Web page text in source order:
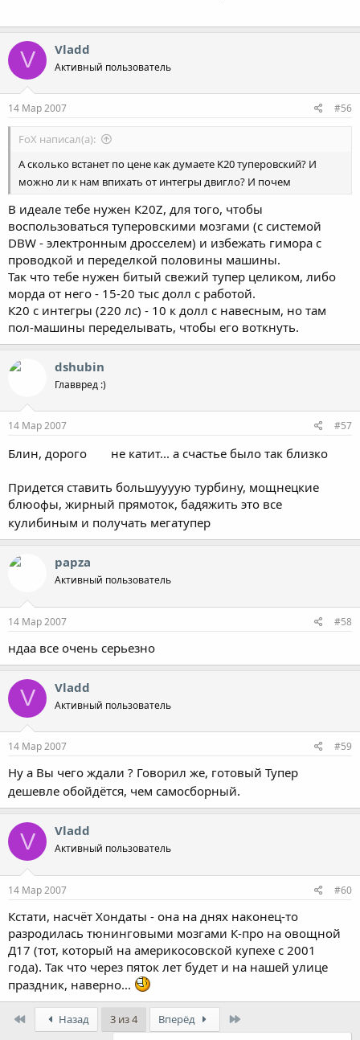
V Vladd
Активный пользователь
14 Мар 2007 #56
FoX написал(а):
А сколько встанет по цене как думаете K20 туперовский? И
можно ли к нам впихать от интегры двигло? И почем
В идеале тебе нужен К20Z, для того, чтобы
воспользоваться туперовскими мозгами (с системой
DBW - электронным дросселем) и избежать гимора с
проводкой и переделкой половины машины.
Так что тебе нужен битый свежий тупер целиком, либо
морда от него - 15-20 тыс долл с работой.
К20 с интегры (220 лс) - 10 к долл с навесным, но там
пол-машины переделывать, чтобы его воткнуть.
dshubin
Главвред :)
14 Мар 2007 #57
Блин, дорого не катит... а счастье было так близко
Придется ставить большуууую турбину, мощнецкие
блюофы, жирный прямоток, бадяжить это все
кулибиным и получать мегатупер
papza
Активный пользователь
14 Мар 2007 #58
ндаа все очень серьезно
V Vladd
Активный пользователь
14 Мар 2007 #59
Ну а Вы чего ждали ? Говорил же, готовый Тупер
дешевле обойдётся, чем самосборный.
V Vladd
Активный пользователь
14 Мар 2007 #60
Кстати, насчёт Хондаты - она на днях наконец-то
разродилась тюнинговыми мозгами К-про на овощной
Д17 (тот, который на америкосовской купехе с 2001
года). Так что через пяток лет будет и на нашей улице
праздник, наверно...
Назад 3 из 4 Вперёд